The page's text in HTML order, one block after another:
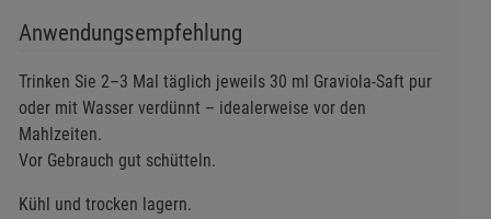
Anwendungsempfehlung
Trinken Sie 2–3 Mal täglich jeweils 30 ml Graviola-Saft pur
oder mit Wasser verdünnt – idealerweise vor den
Mahlzeiten.
Vor Gebrauch gut schütteln.
Kühl und trocken lagern.